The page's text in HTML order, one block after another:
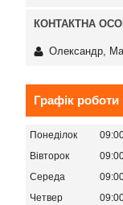
Олександр,
Графік роботи
Понеділок
Вівторок
Середа
Четвер